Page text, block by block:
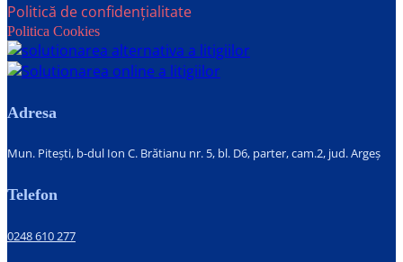
Politică de confidențialitate
Politica Cookies
Adresa
Mun. Pitești, b-dul Ion C. Brătianu nr. 5, bl. D6, parter, cam.2, jud. Argeș
Telefon
0248 610 277